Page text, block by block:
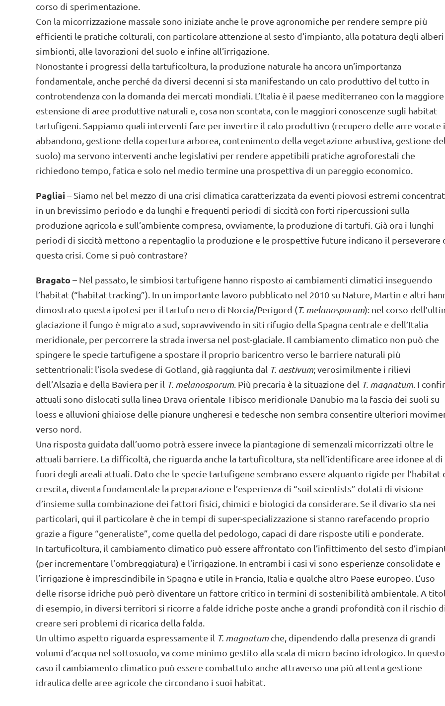
corso di sperimentazione.
Con la micorrizzazione massale sono iniziate anche le prove agronomiche per rendere sempre più
efficienti le pratiche colturali, con particolare attenzione al sesto d’impianto, alla potatura degli alberi
simbionti, alle lavorazioni del suolo e infine all’irrigazione.
Nonostante i progressi della tartuficoltura, la produzione naturale ha ancora un’importanza
fondamentale, anche perché da diversi decenni si sta manifestando un calo produttivo del tutto in
controtendenza con la domanda dei mercati mondiali. L’Italia è il paese mediterraneo con la maggiore
estensione di aree produttive naturali e, cosa non scontata, con le maggiori conoscenze sugli habitat
tartufigeni. Sappiamo quali interventi fare per invertire il calo produttivo (recupero delle arre vocate
abbandono, gestione della copertura arborea, contenimento della vegetazione arbustiva, gestione del
suolo) ma servono interventi anche legislativi per rendere appetibili pratiche agroforestali che
richiedono tempo, fatica e solo nel medio termine una prospettiva di un pareggio economico.
Pagliai– Siamo nel bel mezzo di una crisi climatica caratterizzata da eventi piovosi estremi
in un brevissimo periodo e da lunghi e frequenti periodi di siccità con forti ripercussioni sulla
produzione agricola e sull’ambiente compresa, ovviamente, la produzione di tartufi. Già ora i lunghi
periodi di siccità mettono a repentaglio la produzione e le prospettive future indicano il perseverare
questa crisi. Come si può contrastare?
Bragato – Nel passato, le simbiosi tartufigene hanno risposto ai cambiamenti climatici inseguendo
l’habitat (“habitat tracking”). In un importante lavoro pubblicato nel 2010 su Nature, Martin e altri
dimostrato questa ipotesi per il tartufo nero di Norcia/Perigord (T. melanosporum): nel corso
glaciazione il fungo è migrato a sud, sopravvivendo in siti rifugio della Spagna centrale e dell’Italia
meridionale, per percorrere la strada inversa nel post-glaciale. Il cambiamento climatico non può che
spingere le specie tartufigene a spostare il proprio baricentro verso le barriere naturali più
settentrionali: l’isola svedese di Gotland, già raggiunta dal T. aestivum; verosimilmente i rilievi
dell’Alsazia e della Baviera per il T. melanosporum . Più precaria è la situazione del T. magnatum . I
attuali sono dislocati sulla linea Drava orientale-Tibisco meridionale-Danubio ma la fascia dei suoli su
loess e alluvioni ghiaiose delle pianure ungheresi e tedesche non sembra consentire ulteriori
verso nord.
Una risposta guidata dall’uomo potrà essere invece la piantagione di semenzali micorrizzati oltre le
attuali barriere. La difficoltà, che riguarda anche la tartuficoltura, sta nell’identificare aree idonee al di
fuori degli areali attuali. Dato che le specie tartufigene sembrano essere alquanto rigide per l’habitat
crescita, diventa fondamentale la preparazione e l’esperienza di “soil scientists” dotati di visione
d’insieme sulla combinazione dei fattori fisici, chimici e biologici da considerare. Se il divario sta nei
particolari, qui il particolare è che in tempi di super-specializzazione si stanno rarefacendo proprio
grazie a figure “generaliste”, come quella del pedologo, capaci di dare risposte utili e ponderate.
In tartuficoltura, il cambiamento climatico può essere affrontato con l’infittimento del sesto
(per incrementare l’ombreggiatura) e l’irrigazione. In entrambi i casi vi sono esperienze consolidate e
l’irrigazione è imprescindibile in Spagna e utile in Francia, Italia e qualche altro Paese europeo. L’uso
delle risorse idriche può però diventare un fattore critico in termini di sostenibilità ambientale. A
di esempio, in diversi territori si ricorre a falde idriche poste anche a grandi profondità con il rischio
creare seri problemi di ricarica della falda.
Un ultimo aspetto riguarda espressamente il T. magnatum che, dipendendo dalla presenza di grandi
volumi d’acqua nel sottosuolo, va come minimo gestito alla scala di micro bacino idrologico. In questo
caso il cambiamento climatico può essere combattuto anche attraverso una più attenta gestione
idraulica delle aree agricole che circondano i suoi habitat.